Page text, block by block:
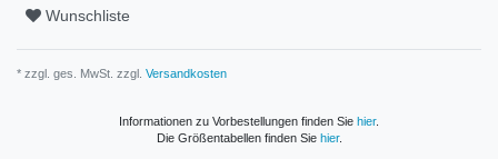
Wunschliste
* zzgl. ges. MwSt. zzgl. Versandkosten
Informationen zu Vorbestellungen finden Sie hier.
Die Größentabellen finden Sie hier.